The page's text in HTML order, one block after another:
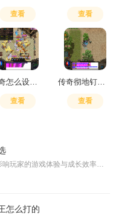
查看 查看
传奇怎么设置掌门人
查看
传奇彻地钉能打人吗
查看
合击系统的选择直接影响玩家的游戏体验与成长效率，选择时需要从职业特性、资源投入、战斗定位等多个维度进行综合考量。战士职业以高生存和近战爆发见长，适合偏好正面作战的
怎么打的